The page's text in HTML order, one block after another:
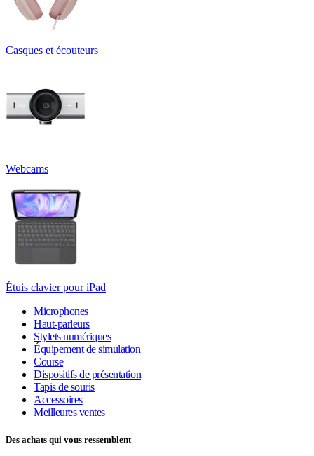
Casques et écouteurs
Webcams
Étuis clavier pour iPad
Microphones
Haut-parleurs
Stylets numériques
Équipement de simulation
Course
Dispositifs de présentation
Tapis de souris
Accessoires
Meilleures ventes
Des achats qui vous ressemblent